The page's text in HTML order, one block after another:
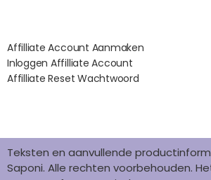
Affilliate Account Aanmaken
Inloggen Affilliate Account
Affilliate Reset Wachtwoord
Teksten en aanvullende
Saponi. Alle rechten voorbehouden.